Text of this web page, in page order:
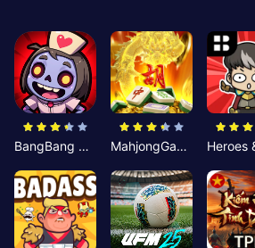
BangBang Zombies:Chiến Shelter MahjongGame